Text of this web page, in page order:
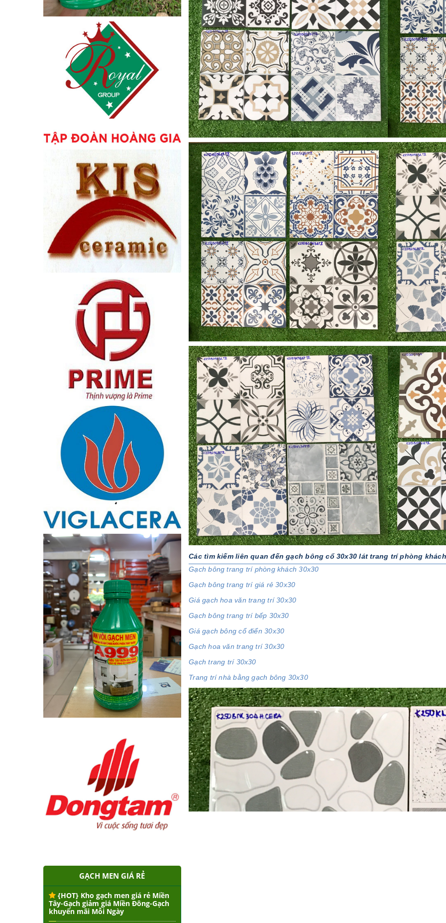
GẠCH MEN GIÁ RẺ
{HOT} Kho gạch men giá rẻ Miền
Tây-Gạch giảm giá Miền Đông-Gạch
khuyến mãi Mỗi Ngày
Các tìm kiếm liên quan đến gạch bông cổ 30x30 lát trang trí phòng khách
Gạch bông trang trí phòng khách 30x30
Gạch bông trang trí giá rẻ 30x30
Giá gạch hoa văn trang trí 30x30
Gạch bông trang trí bếp 30x30
Giá gạch bông cổ điển 30x30
Gạch hoa văn trang trí 30x30
Gạch trang trí 30x30
Trang trí nhà bằng gạch bông 30x30